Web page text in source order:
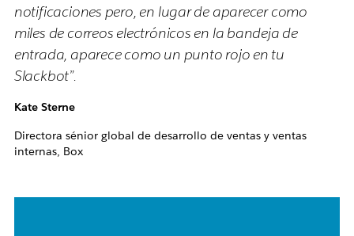
notificaciones pero, en lugar de aparecer como
miles de correos electrónicos en la bandeja de
entrada, aparece como un punto rojo en tu
Slackbot”.
Kate Sterne
Directora sénior global de desarrollo de ventas y ventas
internas, Box